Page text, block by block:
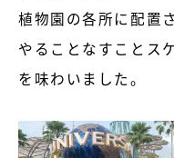
植物園の各所に配置
やることなすことス
を味わいました。